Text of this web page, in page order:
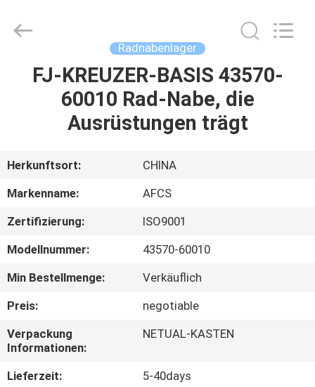
HAUSE
VIDEOS
ÜBER
UNS
WERKSBESICHTIGUNG
QUALITÄTSKONTROLLE
Radnabenlager
FJ-KREUZER-BASIS 43570-
60010 Rad-Nabe, die
Ausrüstungen trägt
Herkunftsort:
CHINA
Markenname:
AFCS
Zertifizierung:
ISO9001
Modellnummer:
43570-60010
Min Bestellmenge:
Verkäuflich
Preis:
negotiable
Verpackung
Informationen:
NETUAL-KASTEN
Lieferzeit:
5-40days